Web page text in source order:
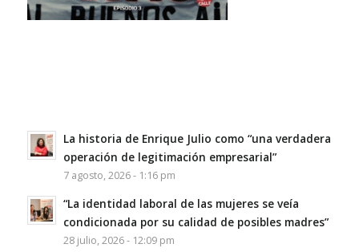
La historia de Enrique Julio como “una verdadera
operación de legitimación empresarial”
7 agosto, 2026 - 1:16 pm
“La identidad laboral de las mujeres se veía
condicionada por su calidad de posibles madres”
28 julio, 2026 - 12:09 pm